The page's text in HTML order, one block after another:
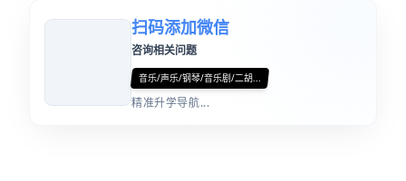
扫码添加微信
咨询相关问题
音乐/声乐/钢琴/音乐剧/二胡...
精准升学导航...